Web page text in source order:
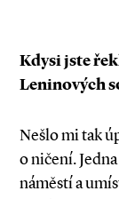
Kdysi jste
Leninových
Nešlo mi tak
o ničení.
náměstí a